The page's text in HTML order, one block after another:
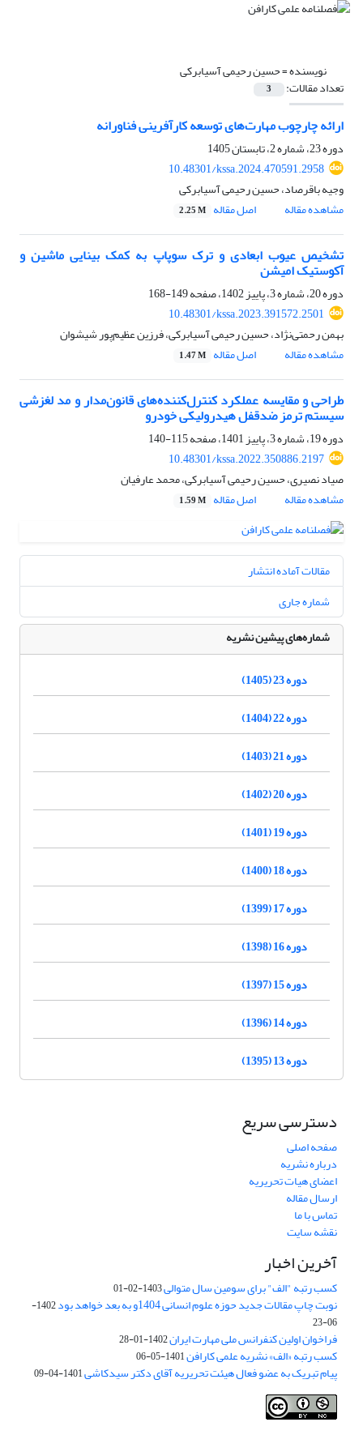
نویسنده =حسین رحیمی آسیابرکی
تعداد مقالات: 3
ارائه چارچوب مهارت‌های توسعه کارآفرینی فناورانه
دوره 23، شماره 2، تابستان 1405
10.48301/kssa.2024.470591.2958
وجیه باقرصاد، حسین رحیمی آسیابرکی
مشاهده مقاله
اصل مقاله 2.25 M
تشخیص عیوب ابعادی و ترک سوپاپ به کمک بینایی ماشین و
آکوستیک امیشن
دوره 20، شماره 3، پاییز 1402، صفحه
149-168
10.48301/kssa.2023.391572.2501
بهمن رحمتی‌نژاد، حسین رحیمی آسیابرکی، فرزین عظیم‌پور شیشوان
مشاهده مقاله
اصل مقاله 1.47 M
طراحی و مقایسه عملکرد کنترل‌کننده‌های قانون‌مدار و مد لغزشی
سیستم ترمز ضدقفل هیدرولیکی خودرو
دوره 19، شماره 3، پاییز 1401، صفحه
115-140
10.48301/kssa.2022.350886.2197
صیاد نصیری، حسین رحیمی آسیابرکی، محمد عارفیان
مشاهده مقاله
اصل مقاله 1.59 M
مقالات آماده انتشار
شماره جاری
شماره‌های پیشین نشریه
دوره 23 (1405)
دوره 22 (1404)
دوره 21 (1403)
دوره 20 (1402)
دوره 19 (1401)
دوره 18 (1400)
دوره 17 (1399)
دوره 16 (1398)
دوره 15 (1397)
دوره 14 (1396)
دوره 13 (1395)
دسترسی سریع
صفحه اصلی
درباره نشریه
اعضای هیات تحریریه
ارسال مقاله
تماس با ما
نقشه سایت
آخرین اخبار
کسب رتبه "الف" برای سومین سال متوالی1403-02-01
نوبت چاپ مقالات جدید حوزه علوم انسانی 1404و به بعد خواهد بود
1402-
06-23
فراخوان اولین کنفرانس ملی مهارت ایران1402-01-28
کسب رتبه «الف» نشریه علمی کارافن1401-05-06
پیام تبریک به عضو فعال هیئت تحریریه آقای دکتر سیدکاشی1401-04-09